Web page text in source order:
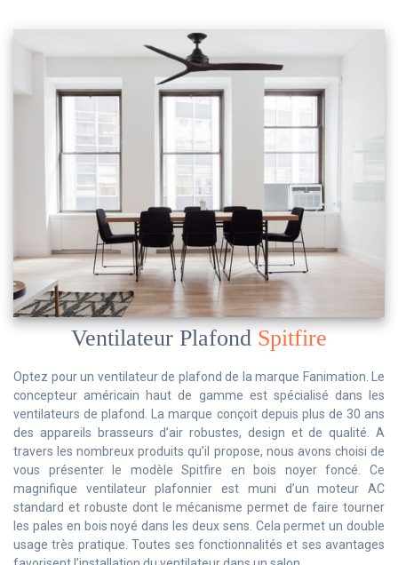
Ventilateur Plafond Spitfire
Optez pour un ventilateur de plafond de la marque Fanimation. Le
concepteur américain haut de gamme est spécialisé dans les
ventilateurs de plafond. La marque conçoit depuis plus de 30 ans
des appareils brasseurs d’air robustes, design et de qualité. A
travers les nombreux produits qu’il propose, nous avons choisi de
vous présenter le modèle Spitfire en bois noyer foncé. Ce
magnifique ventilateur plafonnier est muni d’un moteur AC
standard et robuste dont le mécanisme permet de faire tourner
les pales en bois noyé dans les deux sens. Cela permet un double
usage très pratique. Toutes ses fonctionnalités et ses avantages